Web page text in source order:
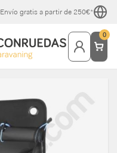
Envío gratis a partir de 250€*
0